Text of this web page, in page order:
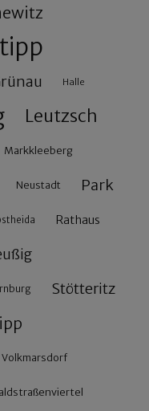
Halle
Leutzsch
Markkleeberg
Neustadt Park
Rathaus
Stötteritz
Volkmarsdorf